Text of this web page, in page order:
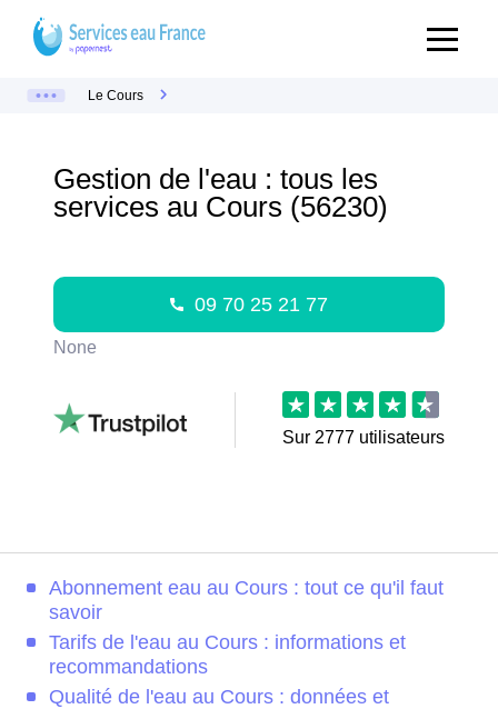
Le Cours
Gestion de l'eau : tous les
services au Cours (56230)
09 70 25 21 77
None
Sur 2777 utilisateurs
Abonnement eau au Cours : tout ce qu'il faut
savoir
Tarifs de l'eau au Cours : informations et
recommandations
Qualité de l'eau au Cours : données et